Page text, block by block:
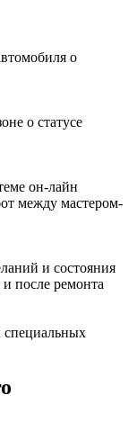
о
о статусе
он-лайн
между мастером-
и состояния
после ремонта
специальных